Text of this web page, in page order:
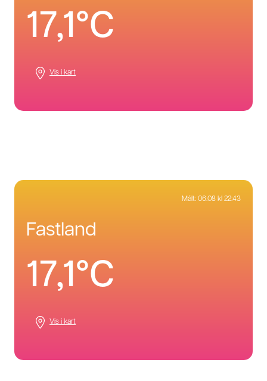
17,1°C
Vis i kart
Målt: 06.08 kl 22:43
fastland
17,1°C
Vis i kart